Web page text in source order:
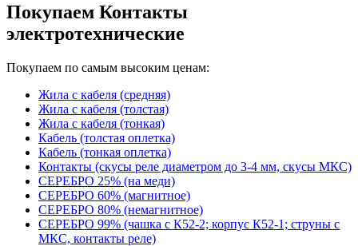
Покупаем Контакты
электротехнические
Покупаем по самым высоким ценам:
Жила с кабеля (средняя)
Жила с кабеля (толстая)
Жила с кабеля (тонкая)
Кабель (толстая оплетка)
Кабель (тонкая оплетка)
Контакты (скусы реле диаметром до 3-4 мм, скусы МКС)
СЕРЕБРО 25% (на меди)
СЕРЕБРО 60% (магнитное)
СЕРЕБРО 80% (немагнитное)
СЕРЕБРО 99% (чашка с К52-2; корпус К52-1; струны с
МКС, контакты реле)